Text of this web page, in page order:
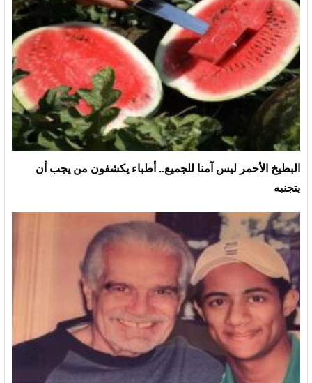
البطيخ الأحمر ليس آمنا للجميع.. أطباء يكشفون من يجب أن
يتجنبه